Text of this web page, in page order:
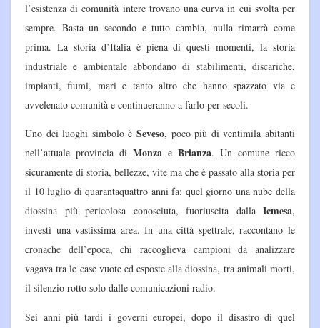
l’esistenza di comunità intere trovano una curva in cui svolta per
sempre. Basta un secondo e tutto cambia, nulla rimarrà come
prima. La storia d’Italia è piena di questi momenti, la storia
industriale e ambientale abbondano di stabilimenti, discariche,
impianti, fiumi, mari e tanto altro che hanno spazzato via e
avvelenato comunità e continueranno a farlo per secoli.
Uno dei luoghi simbolo è Seveso, poco più di ventimila abitanti
nell’attuale provincia di Monza e Brianza. Un comune ricco
sicuramente di storia, bellezze, vite ma che è passato alla storia per
il 10 luglio di quarantaquattro anni fa: quel giorno una nube della
diossina più pericolosa conosciuta, fuoriuscita dalla Icmesa,
investì una vastissima area. In una città spettrale, raccontano le
cronache dell’epoca, chi raccoglieva campioni da analizzare
vagava tra le case vuote ed esposte alla diossina, tra animali morti,
il silenzio rotto solo dalle comunicazioni radio.
Sei anni più tardi i governi europei, dopo il disastro di quel